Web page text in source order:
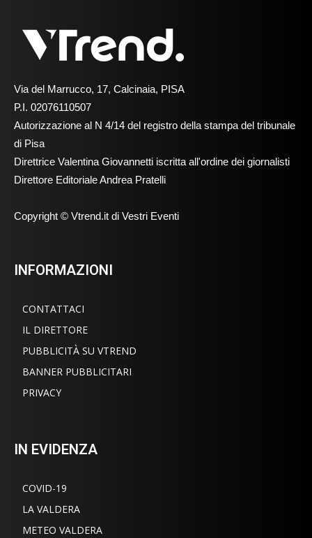
Via del Marrucco, 17, Calcinaia, PISA
P.I. 02076110507
Autorizzazione al N 4/14 del registro della stampa del tribunale
di Pisa
Direttrice Valentina Giovannetti iscritta all'ordine dei giornalisti
Direttore Editoriale Andrea Pratelli
Copyright © Vtrend.it di Vestri Eventi
INFORMAZIONI
CONTATTACI
IL DIRETTORE
PUBBLICITÀ SU VTREND
BANNER PUBBLICITARI
PRIVACY
IN EVIDENZA
COVID-19
LA VALDERA
METEO VALDERA